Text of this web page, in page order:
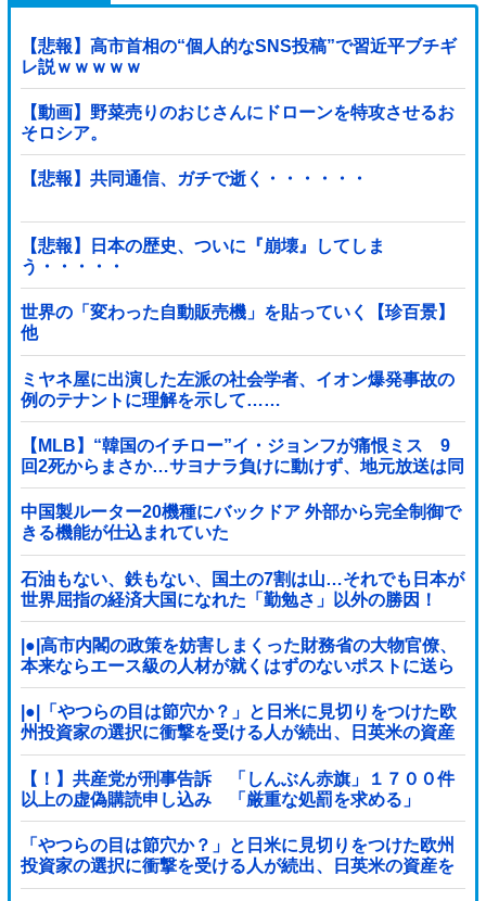
【悲報】高市首相の“個人的なSNS投稿”で習近平ブチギ
レ説ｗｗｗｗｗ
【動画】野菜売りのおじさんにドローンを特攻させるお
そロシア。
【悲報】共同通信、ガチで逝く・・・・・・
【悲報】日本の歴史、ついに『崩壊』してしま
う・・・・・
世界の「変わった自動販売機」を貼っていく【珍百景】
他
ミヤネ屋に出演した左派の社会学者、イオン爆発事故の
例のテナントに理解を示して……
【MLB】“韓国のイチロー”イ・ジョンフが痛恨ミス 9
回2死からまさか…サヨナラ負けに動けず、地元放送は同
情「不運でした」
中国製ルーター20機種にバックドア 外部から完全制御で
きる機能が仕込まれていた
石油もない、鉄もない、国土の7割は山…それでも日本が
世界屈指の経済大国になれた「勤勉さ」以外の勝因！
|●|高市内閣の政策を妨害しまくった財務省の大物官僚、
本来ならエース級の人材が就くはずのないポストに送ら
れ……
|●|「やつらの目は節穴か？」と日米に見切りをつけた欧
州投資家の選択に衝撃を受ける人が続出、日英米の資産
を処分して代わりに選んだのは……
【！】共産党が刑事告訴 「しんぶん赤旗」１７００件
以上の虚偽購読申し込み 「厳重な処罰を求める」
「やつらの目は節穴か？」と日米に見切りをつけた欧州
投資家の選択に衝撃を受ける人が続出、日英米の資産を
処分して代わりに選んだのは……